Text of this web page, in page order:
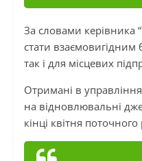
За словами керівника
стати взаємовигідним
так і для місцевих
Отримані в
на відновлювальні
кінці квітня поточного